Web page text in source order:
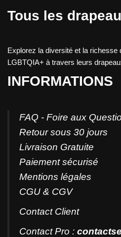
Tous les
Explorez la diversité et la richesse
LGBTQIA+ à travers leurs
INFORMATIONS
FAQ - Foire aux
Retour sous 30 jours
Livraison Gratuite
Paiement sécurisé
Mentions légales
CGU & CGV
ContactClient
Contact Pro :